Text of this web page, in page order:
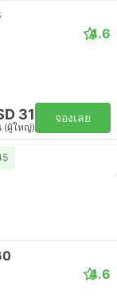
4.6
31
(ผู้ใหญ่)
จองเลย
4.6